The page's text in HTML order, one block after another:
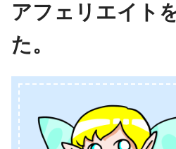
アフェリエイト
た。